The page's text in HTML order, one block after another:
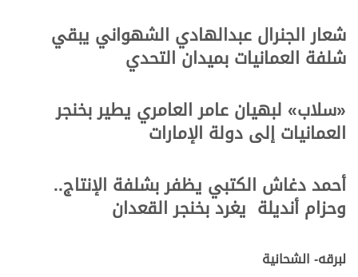
شعار الجنرال عبدالهادي الشهواني يبقي
شلفة العمانيات بميدان التحدي
«سلاب» لبهيان عامر العامري يطير بخنجر
العمانيات إلى دولة الإمارات
أحمد دغاش الكتبي يظفر بشلفة الإنتاج..
وحزام أنديلة يغرد بخنجر القعدان
لبرقه- الشحانية